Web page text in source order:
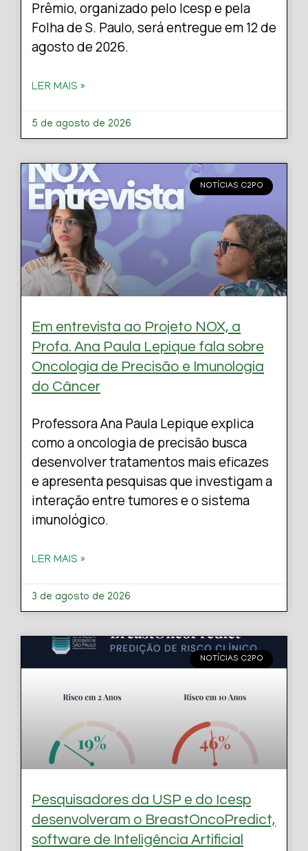
Prêmio, organizado pelo Icesp e pela
Folha de S. Paulo, será entregue em 12 de
agosto de 2026.
LER MAIS »
5 de agosto de 2026
NOTÍCIAS C2PO
Em entrevista ao Projeto NOX, a
Profa. Ana Paula Lepique fala sobre
Oncologia de Precisão e Imunologia
do Câncer
Professora Ana Paula Lepique explica
como a oncologia de precisão busca
desenvolver tratamentos mais eficazes
e apresenta pesquisas que investigam a
interação entre tumores e o sistema
imunológico.
LER MAIS »
3 de agosto de 2026
NOTÍCIAS C2PO
Pesquisadores da USP e do Icesp
desenvolveram o BreastOncoPredict,
software de Inteligência Artificial